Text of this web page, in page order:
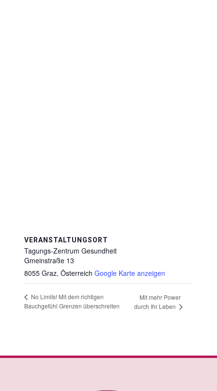
VERANSTALTUNGSORT
Tagungs-Zentrum Gesundheit
Gmeinstraße 13
8055 Graz, Österreich Google Karte anzeigen
No Limits! Mit dem richtigen
Bauchgefühl Grenzen überschreiten
Mit mehr Power
durch Ihr Leben